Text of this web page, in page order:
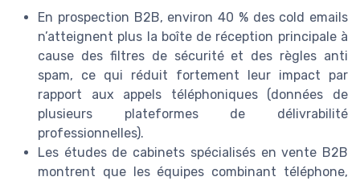
En prospection B2B, environ 40 % des cold emails
n’atteignent plus la boîte de réception principale à
cause des filtres de sécurité et des règles anti
spam, ce qui réduit fortement leur impact par
rapport aux appels téléphoniques (données de
plusieurs plateformes de délivrabilité
professionnelles).
Les études de cabinets spécialisés en vente B2B
montrent que les équipes combinant téléphone,